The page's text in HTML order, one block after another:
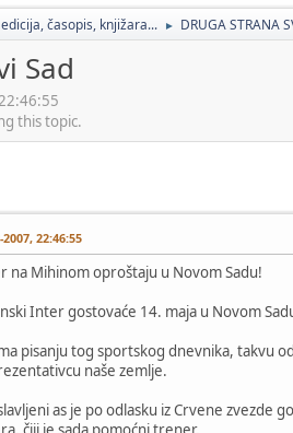
časopis, knjižara... ► DRUGA STRANA
Sad
this topic.
2007, 22:46:55
na Mihinom oproštaju u Novom Sadu!
Inter gostovaće 14. maja u Novom
pisanju tog sportskog dnevnika, takvu
naše zemlje.
as je po odlasku iz Crvene zvezde